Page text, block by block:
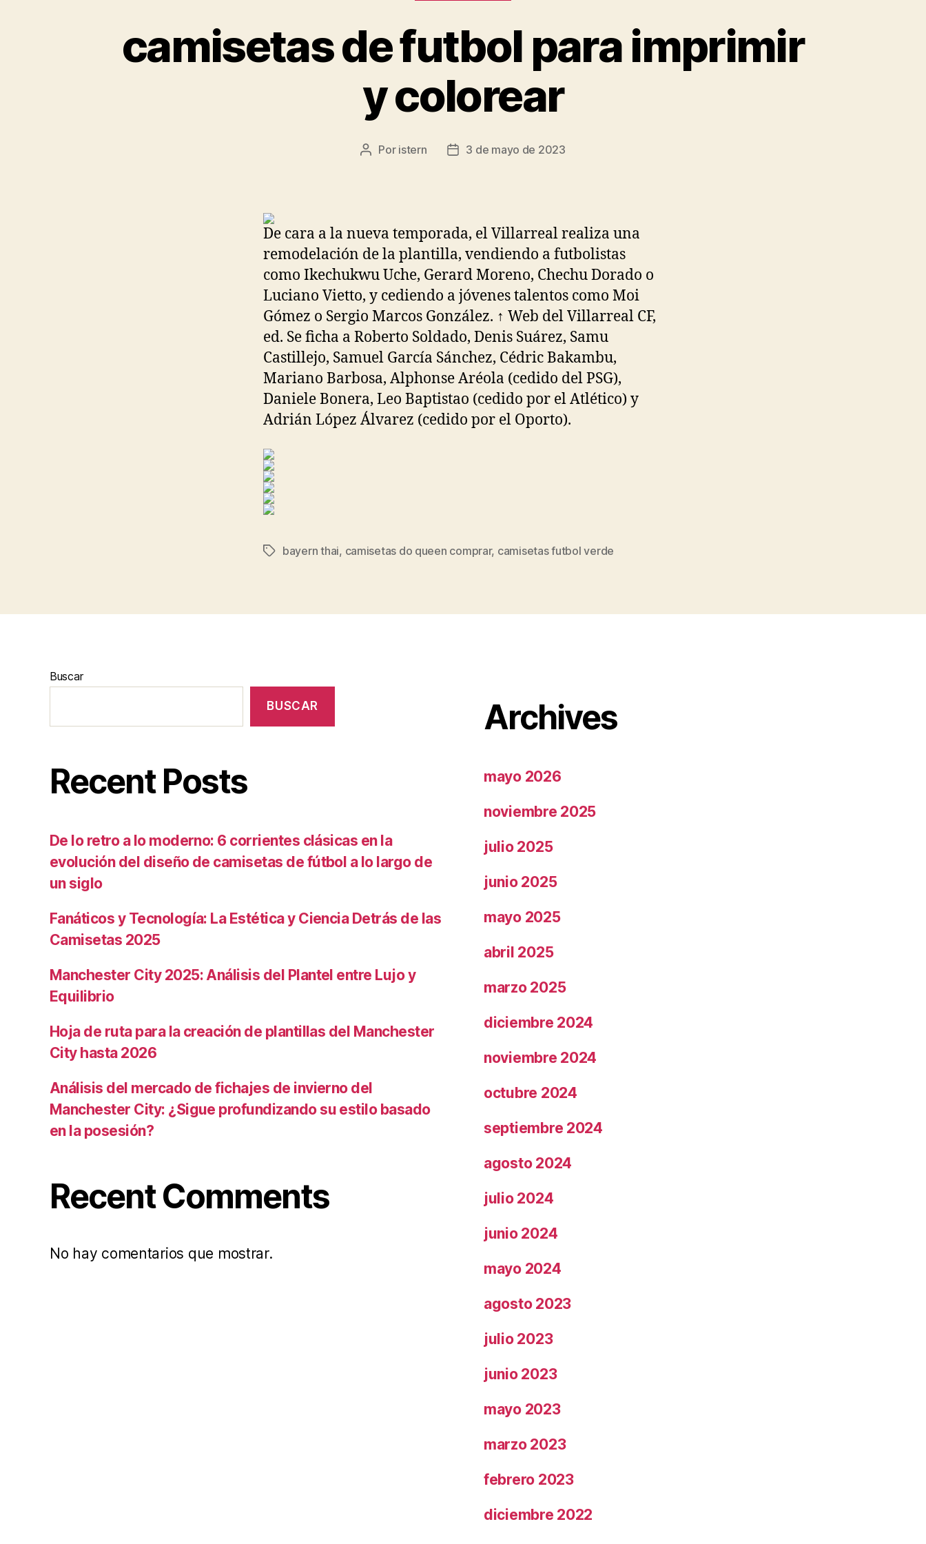
camisetas de futbol para imprimir
y colorear
Autor
Por istern
Fecha3 de mayo de 2023
De cara a la nueva temporada, el Villarreal realiza una
remodelación de la plantilla, vendiendo a futbolistas
como Ikechukwu Uche, Gerard Moreno, Chechu Dorado o
Luciano Vietto, y cediendo a jóvenes talentos como Moi
Gómez o Sergio Marcos González. ↑ Web del Villarreal CF,
ed. Se ficha a Roberto Soldado, Denis Suárez, Samu
Castillejo, Samuel García Sánchez, Cédric Bakambu,
Mariano Barbosa, Alphonse Aréola (cedido del PSG),
Daniele Bonera, Leo Baptistao (cedido por el Atlético) y
Adrián López Álvarez (cedido por el Oporto).
Etiquetas
bayern thai, camisetas do queen comprar, camisetas futbol verde
Buscar
BUSCAR
Recent Posts
De lo retro a lo moderno: 6 corrientes clásicas en la
evolución del diseño de camisetas de fútbol a lo largo de
un siglo
Fanáticos y Tecnología: La Estética y Ciencia Detrás de las
Camisetas 2025
Manchester City 2025: Análisis del Plantel entre Lujo y
Equilibrio
Hoja de ruta para la creación de plantillas del Manchester
City hasta 2026
Análisis del mercado de fichajes de invierno del
Manchester City: ¿Sigue profundizando su estilo basado
en la posesión?
Recent Comments
No hay comentarios que mostrar.
Archives
mayo 2026
noviembre 2025
julio 2025
junio 2025
mayo 2025
abril 2025
marzo 2025
diciembre 2024
noviembre 2024
octubre 2024
septiembre 2024
agosto 2024
julio 2024
junio 2024
mayo 2024
agosto 2023
julio 2023
junio 2023
mayo 2023
marzo 2023
febrero 2023
diciembre 2022